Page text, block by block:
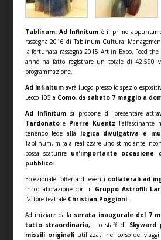
Tablinum: Ad Infinitum è il primo
rassegna 2016 di Tablinum Cultural
la fortunata rassegna 2015 Art in Expo. Feed
anno ha fatto registrare un totale di 42.590
programmazione.
Ad Infinitumavrà luogo presso lo spazio
Lecco 105 a Como, da sabato 7 maggio a
Ad Infinitumsi propone di presentare
Tardonatoe Pierre Kuentz l’affascinante
tenendo fede alla logica divulgativa e
Tablinum, mira a realizzare uno stimolante
possa scaturire un’importante
pubblico.
Eccezionale l’offerta di eventi collaterali ad
in collaborazione con il Gruppo Astrofili
l’attore teatrale Christian Poggioni.
Ad iniziare dalla serata inaugurale del 7
tutto straordinaria,
lo staff di Skyward
missili originaliutilizzati nel corso dei